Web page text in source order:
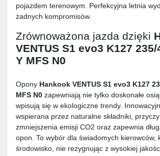
pojazdem terenowym. Perfekcyjna letnia
żadnych kompromisów.
Zrównoważona jazda dzięki
VENTUS S1 evo3 K127 235/
Y MFS N0
Opony Hankook VENTUS S1 evo3 K127
MFS N0 zapewniają nie tylko doskonałe
wpisują się w ekologiczne trendy.
wspierana przez naturalne składniki,
zmniejszenia emisji CO2 oraz zapewnia
opon. To wybór dla świadomych kierowców,
środowisko, nie rezygnując z wysokiej